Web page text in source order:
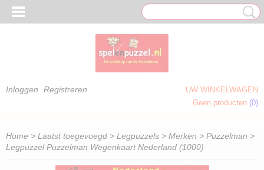
Inloggen Registreren
UW WINKELWAGEN
Geen producten (0)
Home > Laatst toegevoegd > Legpuzzels > Merken > Puzzelman >
Legpuzzel Puzzelman Wegenkaart Nederland (1000)